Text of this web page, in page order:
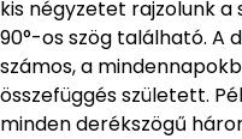
kis négyzetet rajzolunk a
90°-os szög található. A
számos, a
összefüggés született.
minden derékszögű